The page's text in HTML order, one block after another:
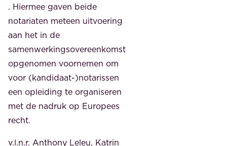
. Hiermee gaven beide
notariaten meteen uitvoering
aan het in de
samenwerkingsovereenkomst
opgenomen voornemen om
voor (kandidaat-)notarissen
een opleiding te organiseren
met de nadruk op Europees
recht.
v.l.n.r. Anthony Leleu, Katrin